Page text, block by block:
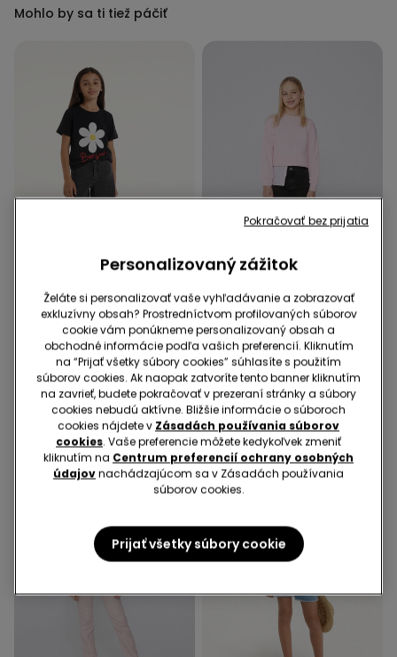
Mohlo by sa ti tiež páčiť
2 Farba v zľave
Denimové Šortky s
Rozstrapkaným Okrajom
15,99 € 4,79 €-70%
3 Farba v zľave
Dievčenské Skinny Džínsy
19,99 € 5,99 €-70%
Personalizovaný zážitok
Želáte si personalizovať vaše vyhľadávanie a zobrazovať
exkluzívny obsah? Prostredníctvom profilovaných súborov
cookie vám ponúkneme personalizovaný obsah a
obchodné informácie podľa vašich preferencií. Kliknutím
na “Prijať všetky súbory cookies” súhlasíte s použitím
súborov cookies. Ak naopak zatvoríte tento banner kliknutím
na zavrieť, budete pokračovať v prezeraní stránky a súbory
cookies nebudú aktívne. Bližšie informácie o súboroch
cookies nájdete v Zásadách používania súborov
cookies. Vaše preferencie môžete kedykoľvek zmeniť
kliknutím na Centrum preferencií ochrany osobných
údajovnachádzajúcom sa v Zásadách používania
súborov cookies.
Prijať všetky súbory cookie
Pokračovať bez prijatia